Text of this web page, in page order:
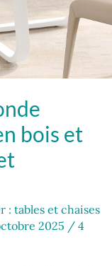
bois et
: tables et chaises
2025 / 4